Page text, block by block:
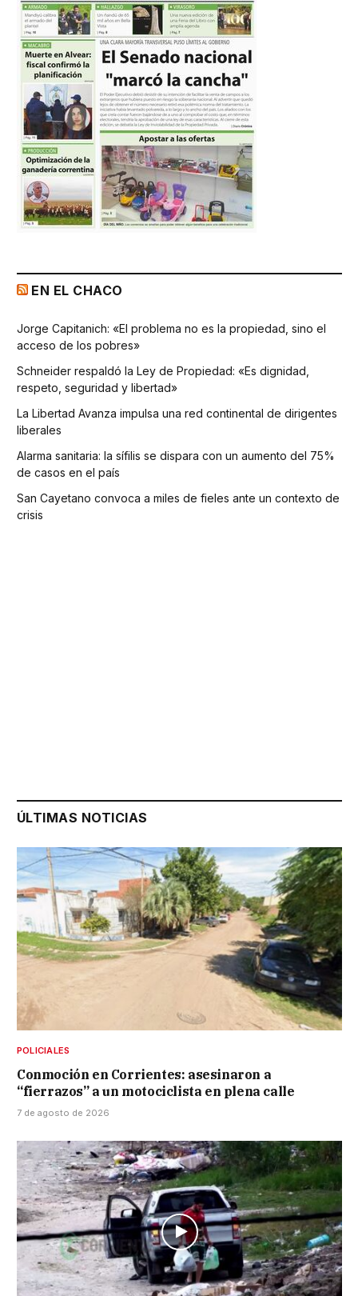
EN EL CHACO
Jorge Capitanich: «El problema no es la propiedad, sino el
acceso de los pobres»
Schneider respaldó la Ley de Propiedad: «Es dignidad,
respeto, seguridad y libertad»
La Libertad Avanza impulsa una red continental de dirigentes
liberales
Alarma sanitaria: la sífilis se dispara con un aumento del 75%
de casos en el país
San Cayetano convoca a miles de fieles ante un contexto de
crisis
ÚLTIMAS NOTICIAS
POLICIALES
Conmoción en Corrientes: asesinaron a
“fierrazos” a un motociclista en plena calle
7 de agosto de 2026